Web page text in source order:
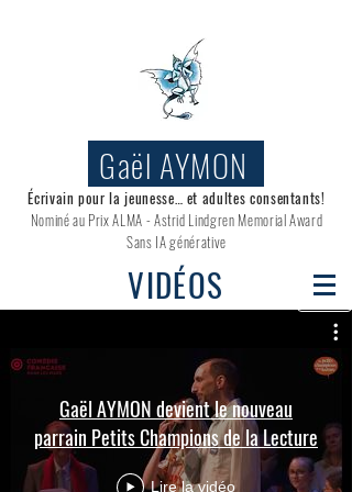
Gaël AYMON
Écrivain pour la jeunesse… et adultes consentants!
Nominé au Prix ALMA - Astrid Lindgren Memorial Award
Sans IA générative
VIDÉOS
Gaël AYMON devient le nouveau
parrain Petits Champions de la Lecture
Lire la vidéo